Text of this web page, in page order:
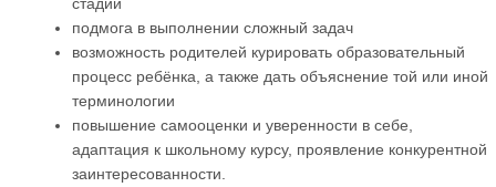
подмога в выполнении сложный задач
возможность родителей курировать образовательный
процесс ребёнка, а также дать объяснение той или иной
терминологии
повышение самооценки и уверенности в себе,
адаптация к школьному курсу, проявление конкурентной
заинтересованности.